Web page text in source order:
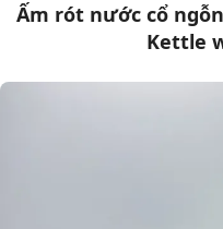
Ấm rót nước cổ
Kettle